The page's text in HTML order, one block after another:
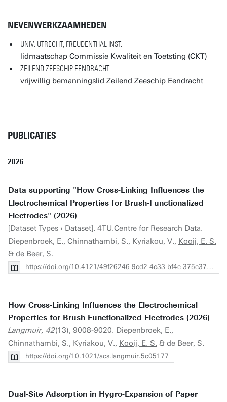
NEVENWERKZAAMHEDEN
UNIV. UTRECHT, FREUDENTHAL INST.
lidmaatschap Commissie Kwaliteit en Toetsting (CKT)
ZEILEND ZEESCHIP EENDRACHT
vrijwillig bemanningslid Zeilend Zeeschip Eendracht
PUBLICATIES
2026
Data supporting "How Cross-Linking Influences the
Electrochemical Properties for Brush-Functionalized
Electrodes" (2026)
[Dataset Types › Dataset]. 4TU.Centre for Research Data.
Diepenbroek, E., Chinnathambi, S., Kyriakou, V., Kooij, E. S.
& de Beer, S.
https://doi.org/10.4121/49f26246-9cd2-4c33-bf4e-375e37022127.v1
How Cross-Linking Influences the Electrochemical
Properties for Brush-Functionalized Electrodes (2026)
Langmuir, 42(13), 9008-9020. Diepenbroek, E.,
Chinnathambi, S., Kyriakou, V., Kooij, E. S. & de Beer, S.
https://doi.org/10.1021/acs.langmuir.5c05177
Dual-Site Adsorption in Hygro-Expansion of Paper